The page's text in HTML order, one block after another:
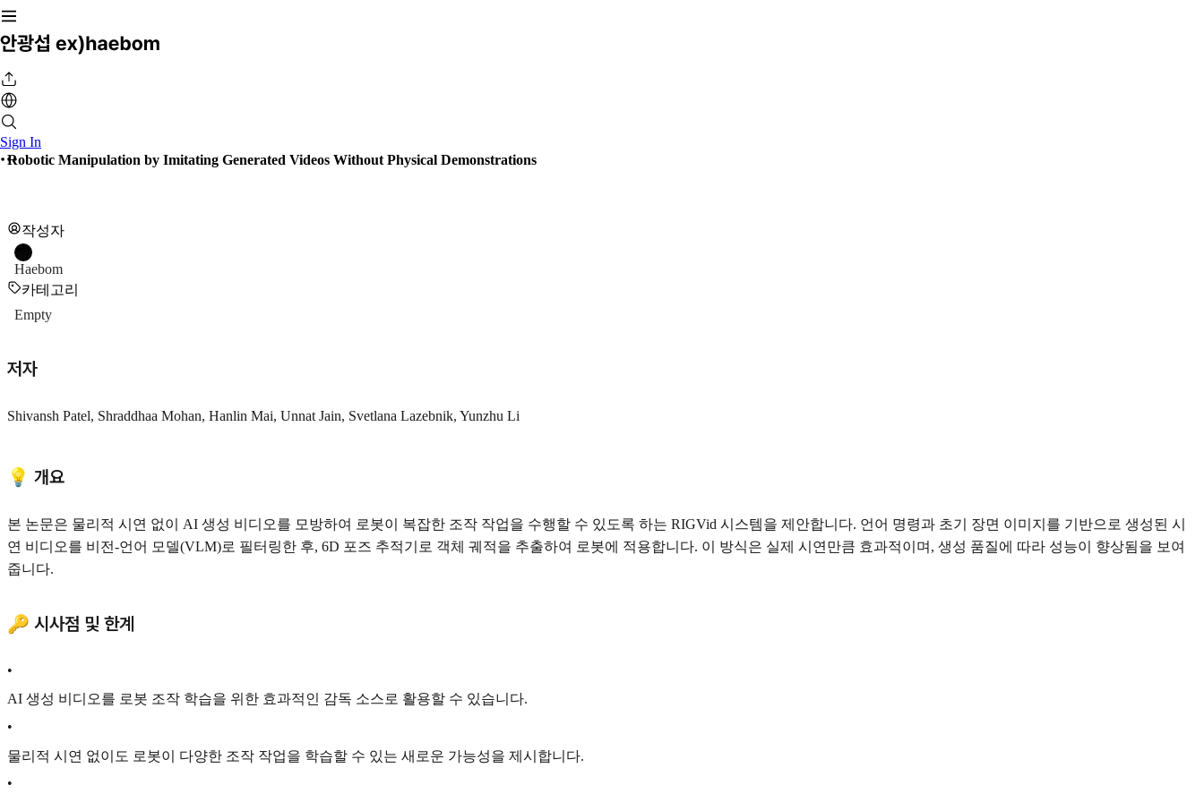
Sign In
Robotic Manipulation by Imitating Generated Videos Without Physical Demonstrations
작성자
Haebom
카테고리
Empty
저자
Shivansh Patel, Shraddhaa Mohan, Hanlin Mai, Unnat Jain, Svetlana Lazebnik, Yunzhu Li
💡 개요
본 논문은 물리적 시연 없이 AI 생성 비디오를 모방하여 로봇이 복잡한 조작 작업을 수행할 수 있도록 하는 RIGVid 시스템을 제안합니다. 언어 명령과 초기 장면 이미지를 기반으로 생성된 시
연 비디오를 비전-언어 모델(VLM)로 필터링한 후, 6D 포즈 추적기로 객체 궤적을 추출하여 로봇에 적용합니다. 이 방식은 실제 시연만큼 효과적이며, 생성 품질에 따라 성능이 향상됨을 보여
줍니다.
🔑 시사점 및 한계
•
AI 생성 비디오를 로봇 조작 학습을 위한 효과적인 감독 소스로 활용할 수 있습니다.
•
물리적 시연 없이도 로봇이 다양한 조작 작업을 학습할 수 있는 새로운 가능성을 제시합니다.
•